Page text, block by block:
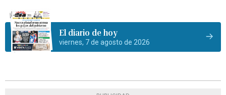
El diario de hoy
viernes, 7 de agosto de 2026